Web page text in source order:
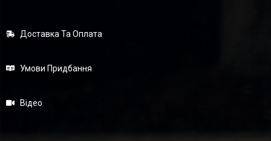
Доставка Та Оплата
Умови Придбання
Відео